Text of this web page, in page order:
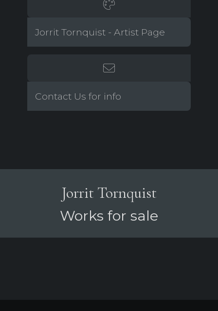
Jorrit Tornquist - Artist Page
Contact Us for info
Jorrit Tornquist
Works for sale